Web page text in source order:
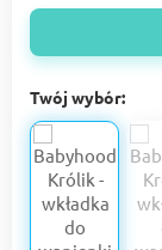
Twój wybór: